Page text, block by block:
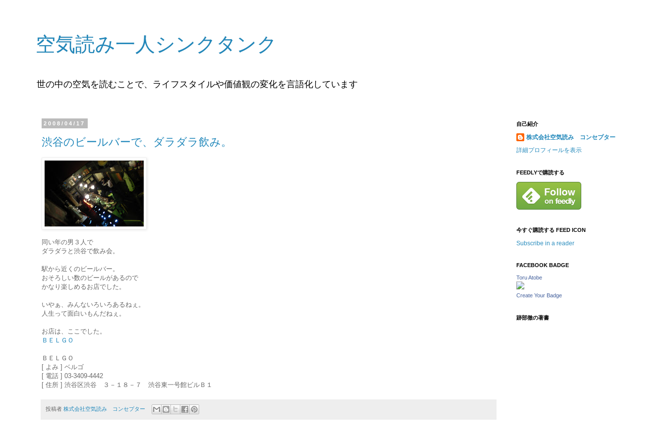
空気読み一人シンクタンク
世の中の空気を読むことで、ライフスタイルや価値観の変化を言語化しています
2008/04/17
渋谷のビールバーで、ダラダラ飲み。
同い年の男３人で
ダラダラと渋谷で飲み会。
駅から近くのビールバー。
おそろしい数のビールがあるので
かなり楽しめるお店でした。
いやぁ、みんないろいろあるねぇ。
人生って面白いもんだねぇ。
お店は、ここでした。
ＢＥＬＧＯ
ＢＥＬＧＯ
[ よみ ] ベルゴ
[ 電話 ] 03-3409-4442
[ 住所 ] 渋谷区渋谷 ３－１８－７ 渋谷東一号館ビルＢ１
投稿者 株式会社空気読み コンセプター
自己紹介
株式会社空気読み コンセプター
詳細プロフィールを表示
FEEDLYで購読する
今すぐ購読する FEED ICON
Subscribe in a reader
FACEBOOK BADGE
Toru Atobe
Create Your Badge
跡部徹の著書